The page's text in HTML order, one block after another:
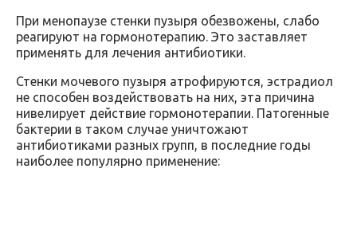
При менопаузе стенки пузыря обезвожены, слабо
реагируют на гормонотерапию. Это заставляет
применять для лечения антибиотики.
Стенки мочевого пузыря атрофируются, эстрадиол
не способен воздействовать на них, эта причина
нивелирует действие гормонотерапии. Патогенные
бактерии в таком случае уничтожают
антибиотиками разных групп, в последние годы
наиболее популярно применение: